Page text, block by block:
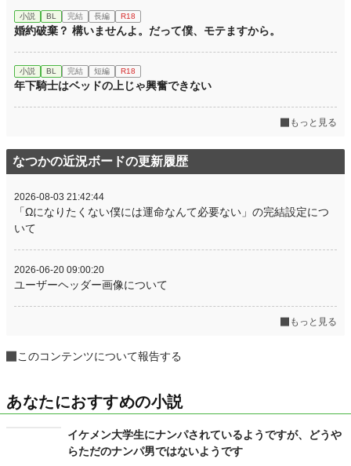
小説 BL 完結 長編 R18
婚約破棄？ 構いませんよ。だって僕、モテますから。
小説 BL 完結 短編 R18
年下騎士はベッドの上じゃ興奮できない
もっと見る
なつかの近況ボードの更新履歴
2026-08-03 21:42:44
「Ωになりたくない僕には運命なんて必要ない」の完結設定につ
いて
2026-06-20 09:00:20
ユーザーヘッダー画像について
もっと見る
このコンテンツについて報告する
あなたにおすすめの小説
イケメン大学生にナンパされているようですが、どうや
らただのナンパ男ではないようです